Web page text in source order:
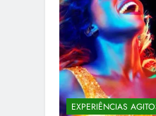
EXPERIÊNCIAS